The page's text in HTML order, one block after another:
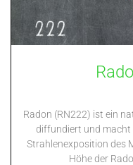
Radon (RN222) ist ein
diffundiert und macht
Strahlenexposition des
Höhe der